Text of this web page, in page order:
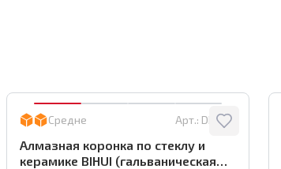
Средне Арт.: DBW55
Алмазная коронка по стеклу и
керамике BIHUI (гальваническая